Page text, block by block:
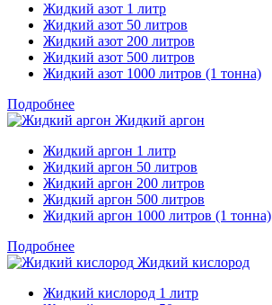
Жидкий азот 1 литр
Жидкий азот 50 литров
Жидкий азот 200 литров
Жидкий азот 500 литров
Жидкий азот 1000 литров (1 тонна)
Подробнее
Жидкий аргон
Жидкий аргон 1 литр
Жидкий аргон 50 литров
Жидкий аргон 200 литров
Жидкий аргон 500 литров
Жидкий аргон 1000 литров (1 тонна)
Подробнее
Жидкий кислород
Жидкий кислород 1 литр